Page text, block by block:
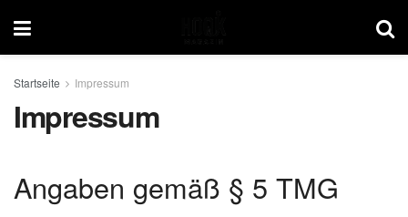
Startseite Impressum
Impressum
Angaben gemäß § 5 TMG